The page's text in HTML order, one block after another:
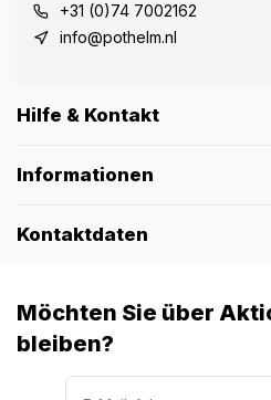
+31 (0)74 7002162
info@pothelm.nl
Hilfe & Kontakt
Informationen
Kontaktdaten
Möchten Sie über
bleiben?